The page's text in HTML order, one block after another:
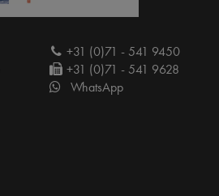
+31 (0)71 - 541 9450
+31 (0)71 - 541 9628
WhatsApp